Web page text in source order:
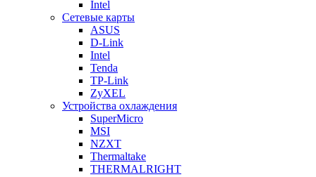
Intel
Сетевые карты
ASUS
D-Link
Intel
Tenda
TP-Link
ZyXEL
Устройства охлаждения
SuperMicro
MSI
NZXT
Thermaltake
THERMALRIGHT